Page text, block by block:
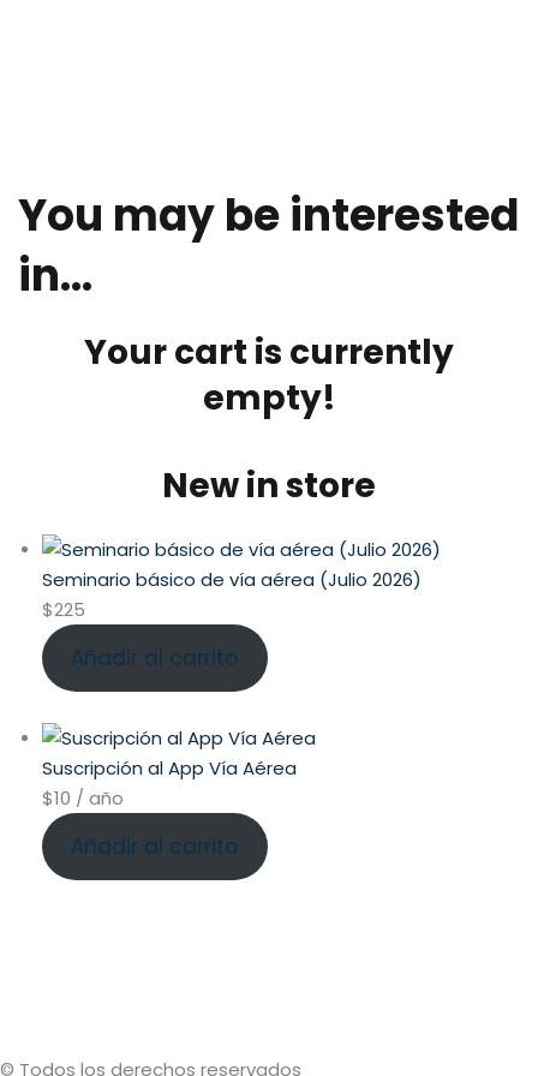
You may be interested
in…
Your cart is currently
empty!
New in store
Seminario básico de vía aérea (Julio 2026)
$225
Añadir al carrito
Suscripción al App Vía Aérea
$10 / año
Añadir al carrito
© Todos los derechos reservados